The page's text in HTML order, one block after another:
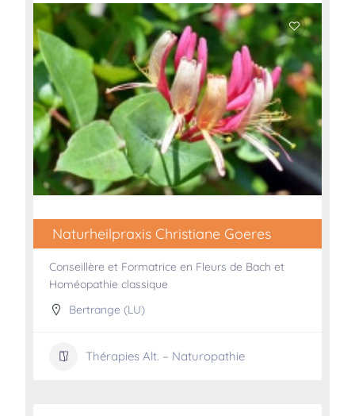
Naturheilpraxis Christiane Goeres
Conseillère et Formatrice en Fleurs de Bach et
Homéopathie classique
Bertrange (LU)
Thérapies Alt. – Naturopathie